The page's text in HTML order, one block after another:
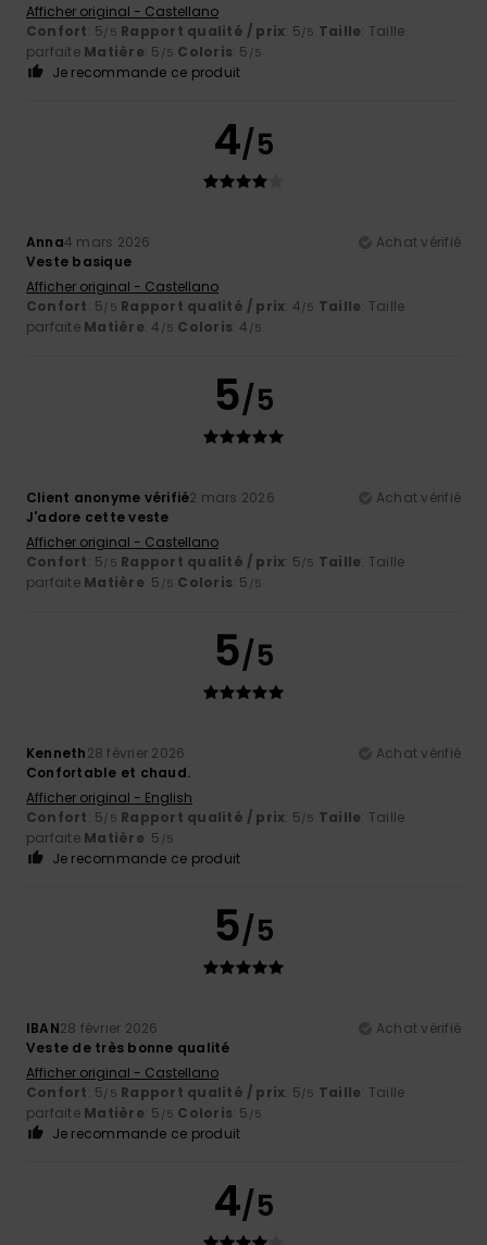
Afficher original - Castellano
Confort: 5/5 Rapport qualité / prix: 5/5 Taille: Taille
parfaite Matière: 5 /5 Coloris: 5 /5
Je recommande ce produit
4/5
Anna4 mars 2026
Achat vérifié
Veste basique
Afficher original - Castellano
Confort: 5/5 Rapport qualité / prix: 4/5 Taille: Taille
parfaite Matière: 4 /5 Coloris: 4 /5
5/5
Client anonyme vérifié2 mars 2026
Achat vérifié
J'adore cette veste
Afficher original - Castellano
Confort: 5/5 Rapport qualité / prix: 5/5 Taille: Taille
parfaite Matière: 5 /5 Coloris: 5 /5
5/5
Kenneth28 février 2026
Achat vérifié
Confortable et chaud.
Afficher original - English
Confort: 5/5 Rapport qualité / prix: 5/5 Taille: Taille
parfaite Matière: 5 /5
Je recommande ce produit
5/5
IBAN28 février 2026
Achat vérifié
Veste de très bonne qualité
Afficher original - Castellano
Confort: 5/5 Rapport qualité / prix: 5/5 Taille: Taille
parfaite Matière: 5 /5 Coloris: 5 /5
Je recommande ce produit
4/5